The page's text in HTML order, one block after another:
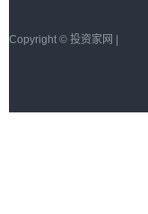
Copyright © 投资家网 |